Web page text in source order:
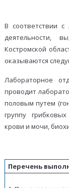
В соответствии с
деятельности,
Костромской
оказываются
Лабораторное
проводит
половым путем
группу
крови и мочи,
Перечень